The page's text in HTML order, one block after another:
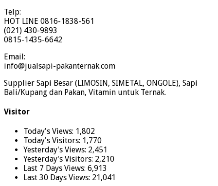
Telp:
HOT LINE 0816-1838-561
(021) 430-9893
0815-1435-6642
Email:
info@jualsapi-pakanternak.com
Supplier Sapi Besar (LIMOSIN, SIMETAL, ONGOLE), Sapi
Bali/Kupang dan Pakan, Vitamin untuk Ternak.
Visitor
Today's Views: 1,802
Today's Visitors: 1,770
Yesterday's Views: 2,451
Yesterday's Visitors: 2,210
Last 7 Days Views: 6,913
Last 30 Days Views: 21,041